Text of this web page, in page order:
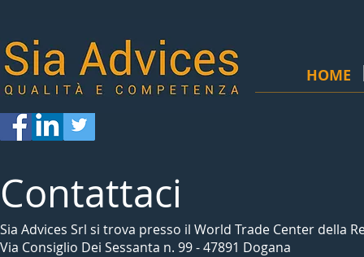
HOME
Contattaci
Sia Advices Srl si trova presso il World Trade Center della
Via Consiglio Dei Sessanta n. 99 - 47891 Dogana